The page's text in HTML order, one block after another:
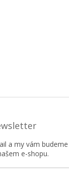
a my vám
e-shopu.